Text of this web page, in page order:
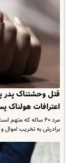
قتل وحشتناک پدر
اعترافات هولناک
مرد ۴۰ ساله که
برادرش به تخریب اموال